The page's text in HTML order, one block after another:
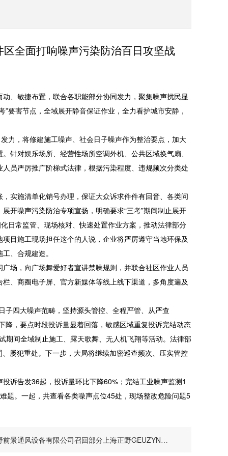
全面打响噪声污染防治百日攻坚战
敏捷布置，联合各职能部分协同发力，聚集噪声扰民显
要害节点，全域展开静音保证作业，全力看护城市安静，
，将修建施工噪声、社会日子噪声作为整治要点，加大
针对娱乐场所、经营性场所空调外机、公共区域换气扇、
员严厉推广阶梯式法律，根据污染程度、违规频次分类处
施清单化销号办理，保证大众诉求件件有回音、各类问
开噪声污染防治专项宣扬，明确要求“三考”期间制止展开
日常监管、现场核对、快速处置作业方案，推动法律部分
目施工现场担任这个的人说，企业将严厉遵守当地环保及
、合规建造。
，向广场舞爱好者宣讲禁噪规则，并联合社区作业人员
、商圈电子屏、官方新媒体等线上线下渠道，多角度遍及
四大噪声范畴，坚持源头管控、全程严管、从严查
降，要点时段投诉量显着回落，敏感区域重复投诉完结动态
期间全域制止施工、露天歌舞、无人机飞翔等活动。法律部
屡犯重处。下一步，大局将继续加密巡查频次、压实管控
告发36起，投诉量环比下降60%；完结工业噪声监测1
题。一起，共查看各类噪声点位45处，现场整改危险问题5
通风设备有限公司召回部分上海正野GEUZYN牌天花板管道式高档换气扇